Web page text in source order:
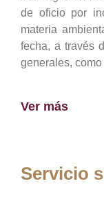
de oficio por
materia
fecha, a través
generales,
Ver más
Servicio